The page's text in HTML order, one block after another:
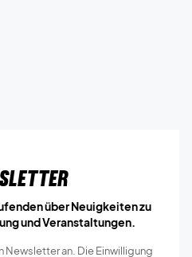
über Neuigkeiten zu
und Veranstaltungen.
Newsletter an. Die Einwilligung